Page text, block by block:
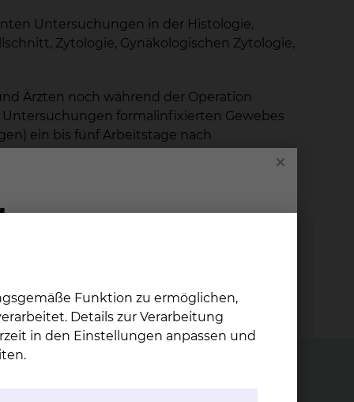
Untersuchungen in der Histologie,
Zytologie, Gynäkologischen Zytologie,
Ärzten noch während der Operation
formalinfixierten Gewebes
ein bis fünf Arbeitstage nach
werden: pathsekr@skbs.de
Funktion zu ermöglichen,
Details zur Verarbeitung
in den Einstellungen anpassen und